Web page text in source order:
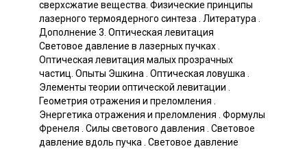
сверхсжатие вещества. Физические принципы
лазерного термоядерного синтеза . Литература .
Дополнение 3. Оптическая левитация
Световое давление в лазерных пучках .
Оптическая левитация малых прозрачных
частиц. Опыты Эшкина . Оптическая ловушка .
Элементы теории оптической левитации .
Геометрия отражения и преломления .
Энергетика отражения и преломления . Формулы
Френеля . Силы светового давления . Световое
давление вдоль пучка . Световое давление